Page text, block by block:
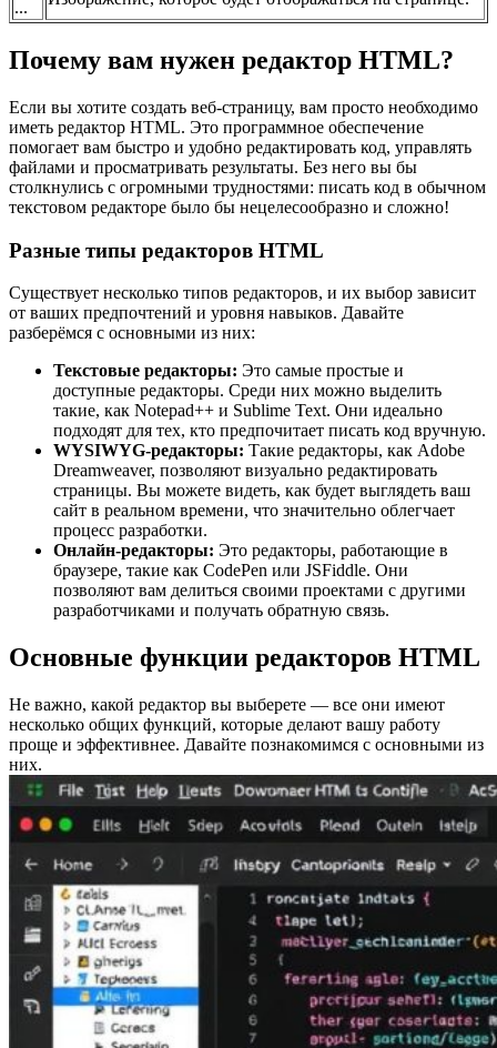
Почему вам нужен редактор HTML?
Если вы хотите создать веб-страницу, вам просто необходимо
иметь редактор HTML. Это программное обеспечение
помогает вам быстро и удобно редактировать код, управлять
файлами и просматривать результаты. Без него вы бы
столкнулись с огромными трудностями: писать код в обычном
текстовом редакторе было бы нецелесообразно и сложно!
Разные типы редакторов HTML
Существует несколько типов редакторов, и их выбор зависит
от ваших предпочтений и уровня навыков. Давайте
разберёмся с основными из них:
Текстовые редакторы: Это самые простые и
доступные редакторы. Среди них можно выделить
такие, как Notepad++ и Sublime Text. Они идеально
подходят для тех, кто предпочитает писать код вручную.
WYSIWYG-редакторы: Такие редакторы, как Adobe
Dreamweaver, позволяют визуально редактировать
страницы. Вы можете видеть, как будет выглядеть ваш
сайт в реальном времени, что значительно облегчает
процесс разработки.
Онлайн-редакторы: Это редакторы, работающие в
браузере, такие как CodePen или JSFiddle. Они
позволяют вам делиться своими проектами с другими
разработчиками и получать обратную связь.
Основные функции редакторов HTML
Не важно, какой редактор вы выберете — все они имеют
несколько общих функций, которые делают вашу работу
проще и эффективнее. Давайте познакомимся с основными из
них.